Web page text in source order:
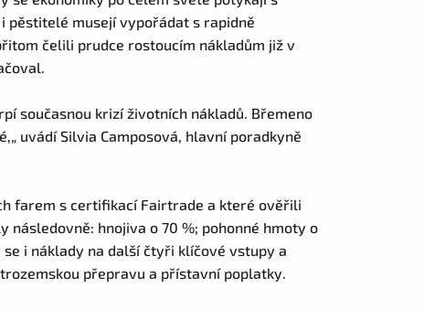
pěstitelé musejí vypořádat s rapidně
čelili prudce rostoucím nákladům již v
současnou krizí životních nákladů. Břemeno
„ uvádí Silvia Camposová, hlavní poradkyně
farem s certifikací Fairtrade a které ověřili
hnojiva o 70 %; pohonné hmoty o
i náklady na další čtyři klíčové vstupy a
přepravu a přístavní poplatky.